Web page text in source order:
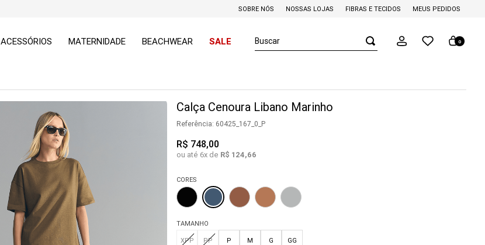
SOBRE NÓS NOSSAS LOJAS FIBRAS E TECIDOS MEUS PEDIDOS
ACESSÓRIOS MATERNIDADE BEACHWEAR SALE Buscar 0
Calça Cenoura Libano Marinho
Referência: 60425_167_0_P
R$ 748,00
ou até 6x de R$ 124,66
CORES
TAMANHO
PP P M G GG
XPP